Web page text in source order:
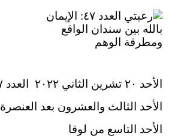
الأحد ٢٠ تشرين الثاني ٢٠٢٢ العدد ٤٧
الأحد الثالث والعشرون بعد العنصرة
الأحد التاسع من لوقا